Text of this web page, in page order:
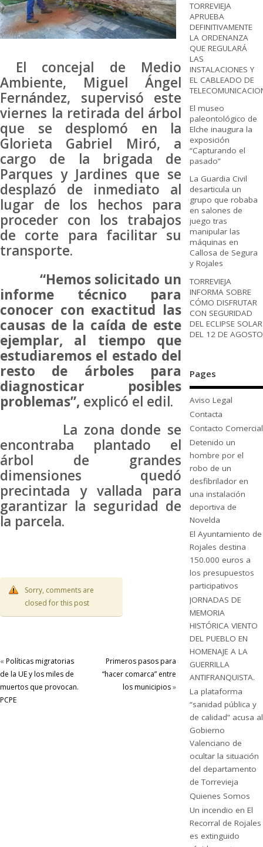
El concejal de Medio
Ambiente, Miguel Ángel
Fernández, supervisó este
viernes la retirada del árbol
que se desplomó en la
Glorieta Gabriel Miró, a
cargo de la brigada de
Parques y Jardines que se
desplazó de inmediato al
lugar de los hechos para
proceder con los trabajos
de corte para facilitar su
transporte.
“Hemos solicitado un
informe técnico para
conocer con exactitud las
causas de la caída de este
ejemplar, al tiempo que
estudiaremos el estado del
resto de árboles para
diagnosticar posibles
problemas”, explicó el edil.
La zona donde se
encontraba plantado el
árbol de grandes
dimensiones quedó
precintada y vallada para
garantizar la seguridad de
la parcela.
Sorry, comments are
closed for this post
« Políticas migratorias
de la UE y los miles de
muertos que provocan.
PCPE
Primeros pasos para
“hacer comarca” entre
los municipios»
TORREVIEJA
APRUEBA
DEFINITIVAMENTE
LA ORDENANZA
QUE REGULARÁ
LAS
INSTALACIONES Y
EL CABLEADO DE
El museo
paleontológico de
Elche inaugura la
exposición
“Capturando el
pasado”
La Guardia Civil
desarticula un
grupo que robaba
en salones de
juego tras
manipular las
máquinas en
Callosa de Segura
y Rojales
TORREVIEJA
INFORMA SOBRE
CÓMO DISFRUTAR
CON SEGURIDAD
DEL ECLIPSE SOLAR
DEL 12 DE AGOSTO
Pages
Aviso Legal
Contacta
Contacto Comercial
Detenido un
hombre por el
robo de un
desfibrilador en
una instalación
deportiva de
Novelda
El Ayuntamiento de
Rojales destina
150.000 euros a
los presupuestos
participativos
JORNADAS DE
MEMORIA
HISTÓRICA VIENTO
DEL PUEBLO EN
HOMENAJE A LA
GUERRILLA
ANTIFRANQUISTA.
La plataforma
“sanidad pública y
de calidad” acusa al
Gobierno
Valenciano de
ocultar la situación
del departamento
de Torrevieja
Quienes Somos
Un incendio en El
Recorral de Rojales
es extinguido